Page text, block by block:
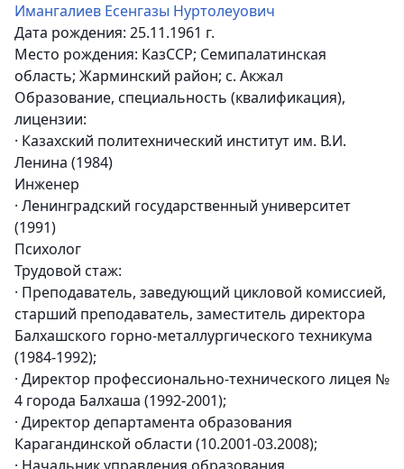
Имангалиев Есенгазы Нуртолеуович
Дата рождения: 25.11.1961 г.
Место рождения: КазССР; Семипалатинская
область; Жарминский район; с. Акжал
Образование, специальность (квалификация),
лицензии:
· Казахский политехнический институт им. В.И.
Ленина (1984)
Инженер
· Ленинградский государственный университет
(1991)
Психолог
Трудовой стаж:
· Преподаватель, заведующий цикловой комиссией,
старший преподаватель, заместитель директора
Балхашского горно-металлургического техникума
(1984-1992);
· Директор профессионально-технического лицея №
4 города Балхаша (1992-2001);
· Директор департамента образования
Карагандинской области (10.2001-03.2008);